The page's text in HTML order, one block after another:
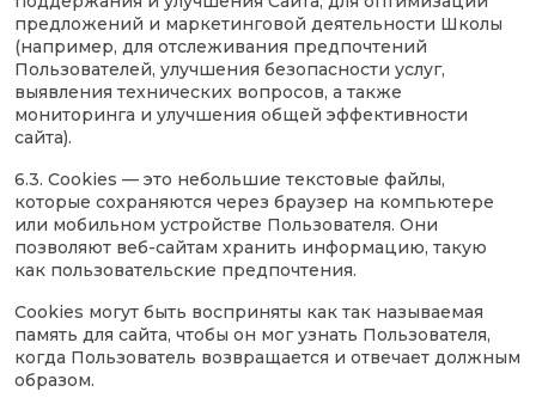
предложений и маркетинговой деятельности Школы
(например, для отслеживания предпочтений
Пользователей, улучшения безопасности услуг,
выявления технических вопросов, а также
мониторинга и улучшения общей эффективности
сайта).
6.3. Cookies — это небольшие текстовые файлы,
которые сохраняются через браузер на компьютере
или мобильном устройстве Пользователя. Они
позволяют веб-сайтам хранить информацию, такую
как пользовательские предпочтения.
Сookies могут быть восприняты как так называемая
память для сайта, чтобы он мог узнать Пользователя,
когда Пользователь возвращается и отвечает должным
образом.